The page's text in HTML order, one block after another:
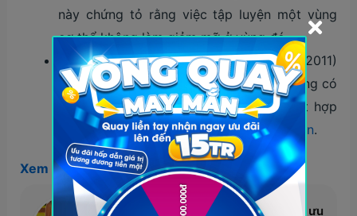
này chứng tỏ rằng việc tập luyện một vùng
cơ thể không làm giảm mỡ ở vùng đó.
Một nghiên cứu khác từ Đại học Texas (2011)
cũng đã chứng minh rằng gập bụng không có
tác dụng giảm mỡ bụng nếu không kết hợp
với chế độ ăn uống và luyệntập toàn thân.
Xem thêm:
Ăn gì trong bữa ăn trước tập để tối ưu